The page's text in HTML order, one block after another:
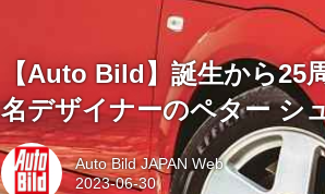
【Auto Bild】誕生から25
名デザイナーのペター シ
Auto Bild JAPAN Web